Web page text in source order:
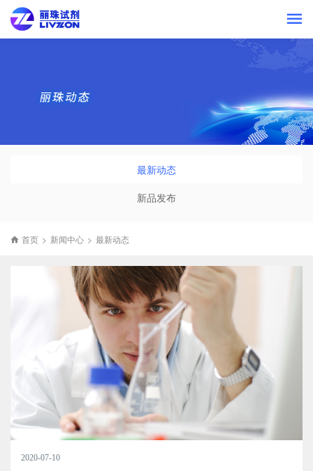
最新动态
新品发布
首页 > 新闻中心 > 最新动态
2019-12-04
2020-07-10
2020-07-04
2020-06-22
2020-06-22
2020-04-28
2020-03-19
2020-03-17
2020-02-13
2019-12-04
2020-07-10